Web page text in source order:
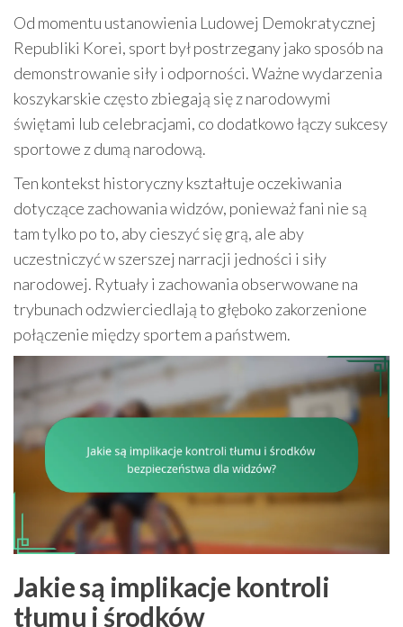
Od momentu ustanowienia Ludowej Demokratycznej
Republiki Korei, sport był postrzegany jako sposób na
demonstrowanie siły i odporności. Ważne wydarzenia
koszykarskie często zbiegają się z narodowymi
świętami lub celebracjami, co dodatkowo łączy sukcesy
sportowe z dumą narodową.
Ten kontekst historyczny kształtuje oczekiwania
dotyczące zachowania widzów, ponieważ fani nie są
tam tylko po to, aby cieszyć się grą, ale aby
uczestniczyć w szerszej narracji jedności i siły
narodowej. Rytuały i zachowania obserwowane na
trybunach odzwierciedlają to głęboko zakorzenione
połączenie między sportem a państwem.
Jakie są implikacje kontroli
tłumu i środków